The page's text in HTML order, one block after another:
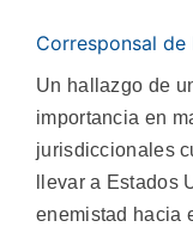
Corresponsal de
Un hallazgo de
importancia en
jurisdiccionales
llevar a Estados
enemistad hacia